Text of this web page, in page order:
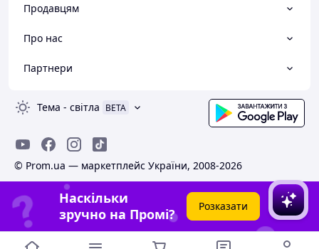
Продавцям
Про нас
Партнери
Тема - світла BETA
© Prom.ua — маркетплейс України, 2008-2026
Наскільки
зручно на Промі?
Розказати